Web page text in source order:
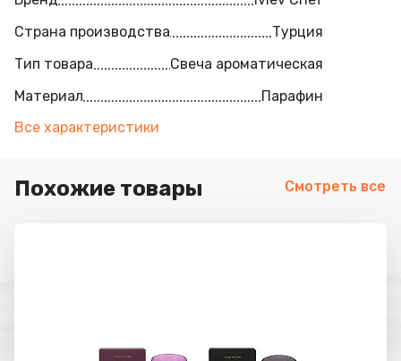
Страна производства
Турция
Тип товара
Свеча ароматическая
Материал
Парафин
Все характеристики
Похожие товары Смотреть все